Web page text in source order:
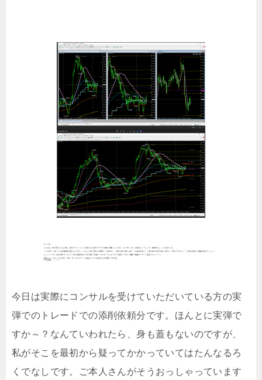
今日は実際にコンサルを受けていただいている方の実
弾でのトレードでの添削依頼分です。ほんとに実弾で
すか～？なんていわれたら、身も蓋もないのですが、
私がそこを最初から疑ってかかっていてはたんなるろ
くでなしです。ご本人さんがそうおっしゃっています